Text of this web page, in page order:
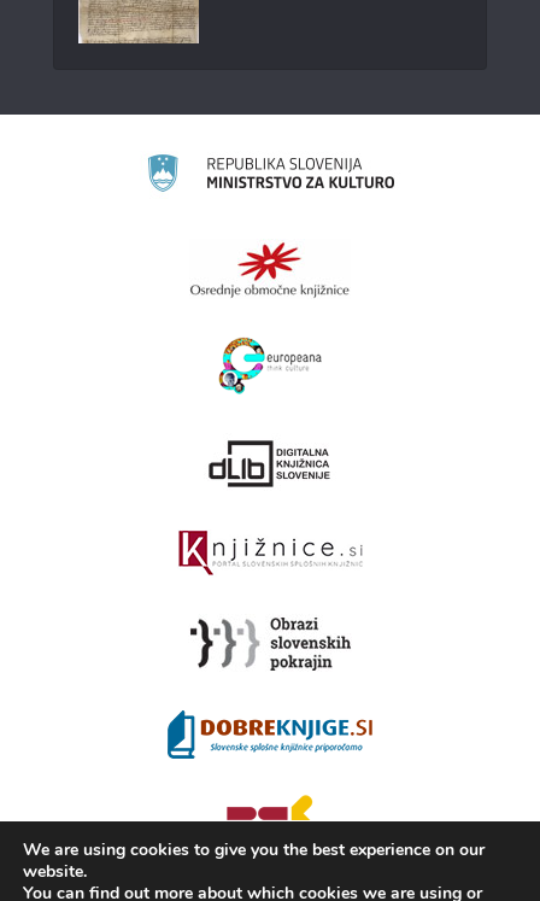
We are using cookies to give you the best experience on our
website.
You can find out more about which cookies we are using or